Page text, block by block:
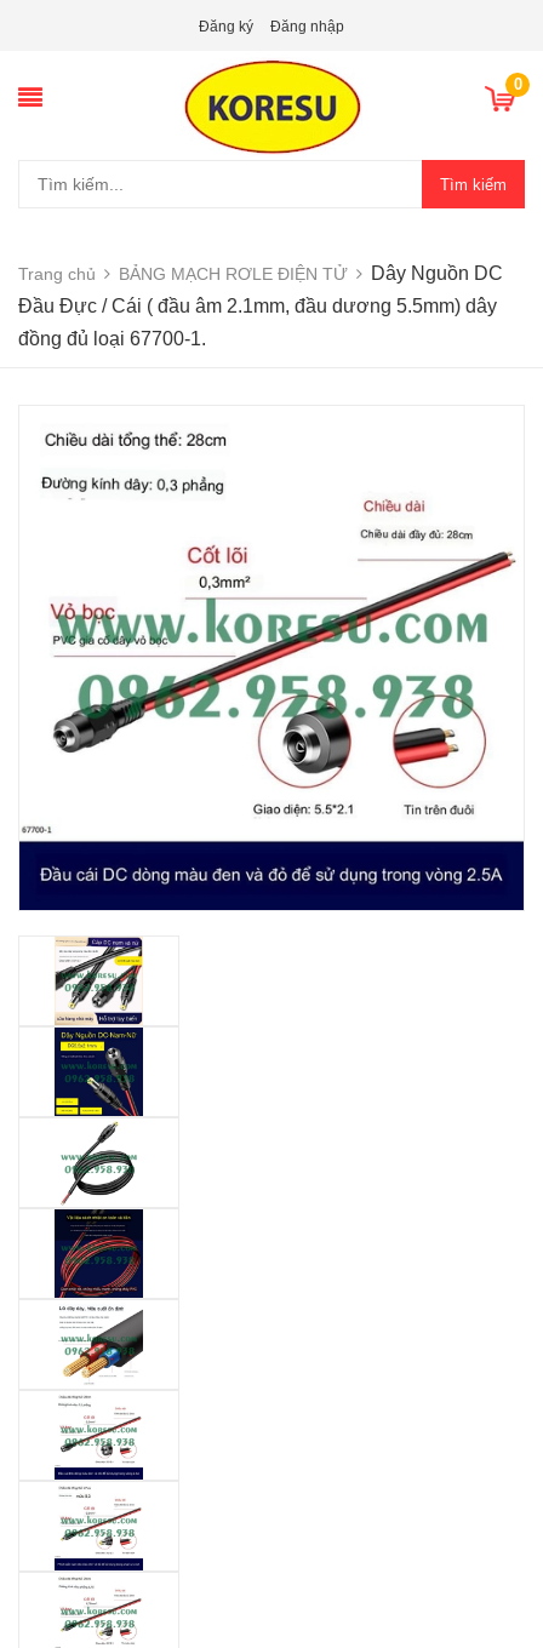
Đăng ký Đăng nhập
0
Tìm kiếm
Trang chủ BẢNG MẠCH RƠLE ĐIỆN TỬ
Dây Nguồn DC
Đầu Đực / Cái ( đầu âm 2.1mm, đầu dương 5.5mm) dây
đồng đủ loại 67700-1.